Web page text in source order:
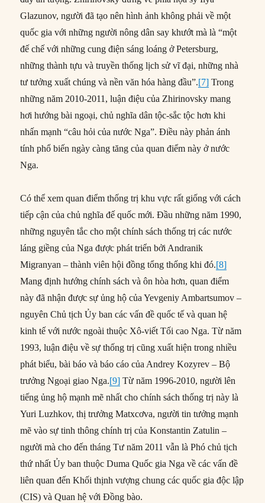
Glazunov, người đã tạo nên hình ảnh không phải về một
quốc gia với những người nông dân say khướt mà là “một
đế chế với những cung điện sáng loáng ở Petersburg,
những thành tựu và truyền thống lịch sử vĩ đại, những nhà
tư tưởng xuất chúng và nền văn hóa hàng đầu”.[7] Trong
những năm 2010-2011, luận điệu của Zhirinovsky mang
hơi hướng bài ngoại, chủ nghĩa dân tộc-sắc tộc hơn khi
nhấn mạnh “câu hỏi của nước Nga”. Điều này phản ánh
tính phổ biến ngày càng tăng của quan điểm này ở nước
Nga.
Có thể xem quan điểm thống trị khu vực rất giống với cách
tiếp cận của chủ nghĩa đế quốc mới. Đầu những năm 1990,
những nguyên tắc cho một chính sách thống trị các nước
láng giềng của Nga được phát triển bởi Andranik
Migranyan – thành viên hội đồng tổng thống khi đó.[8]
Mang định hướng chính sách và ôn hòa hơn, quan điểm
này đã nhận được sự ủng hộ của Yevgeniy Ambartsumov –
nguyên Chủ tịch Ủy ban các vấn đề quốc tế và quan hệ
kinh tế với nước ngoài thuộc Xô-viết Tối cao Nga. Từ năm
1993, luận điệu về sự thống trị cũng xuất hiện trong nhiều
phát biểu, bài báo và báo cáo của Andrey Kozyrev – Bộ
trưởng Ngoại giao Nga.[9] Từ năm 1996-2010, người lên
tiếng ủng hộ mạnh mẽ nhất cho chính sách thống trị này là
Yuri Luzhkov, thị trưởng Matxcơva, người tin tưởng mạnh
mẽ vào sự tinh thông chính trị của Konstantin Zatulin –
người mà cho đến tháng Tư năm 2011 vẫn là Phó chủ tịch
thứ nhất Ủy ban thuộc Duma Quốc gia Nga về các vấn đề
liên quan đến Khối thịnh vượng chung các quốc gia độc lập
(CIS) và Quan hệ với Đồng bào.